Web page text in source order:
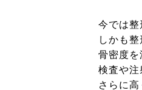
今では整
しかも
骨密度を
検査や注
さらに